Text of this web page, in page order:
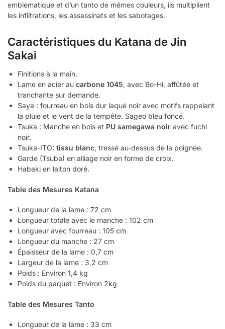
emblématique et d’un tanto de mêmes couleurs, ils multiplient
les infiltrations, les assassinats et les sabotages.
Caractéristiques du Katana de Jin
Sakai
Finitions à la main.
Lame en acier au carbone 1045, avec Bo-Hi, affûtée et
tranchante sur demande.
Saya : fourreau en bois dur laqué noir avec motifs rappelant
la pluie et le vent de la tempête. Sageo bleu foncé.
Tsuka : Manche en bois et PU samegawa noir avec fuchi
noir.
Tsuka-ITO: tissu blanc, tressé au-dessus de la poignée.
Garde (Tsuba) en alliage noir en forme de croix.
Habaki en laiton doré.
Table des Mesures Katana
Longueur de la lame : 72 cm
Longueur totale avec le manche : 102 cm
Longueur avec fourreau : 105 cm
Longueur du manche : 27 cm
Épaisseur de la lame : 0,7 cm
Largeur de la lame : 3,2 cm
Poids : Environ 1,4 kg
Poids du paquet : Environ 2kg
Table des Mesures Tanto
Longueur de la lame : 33 cm